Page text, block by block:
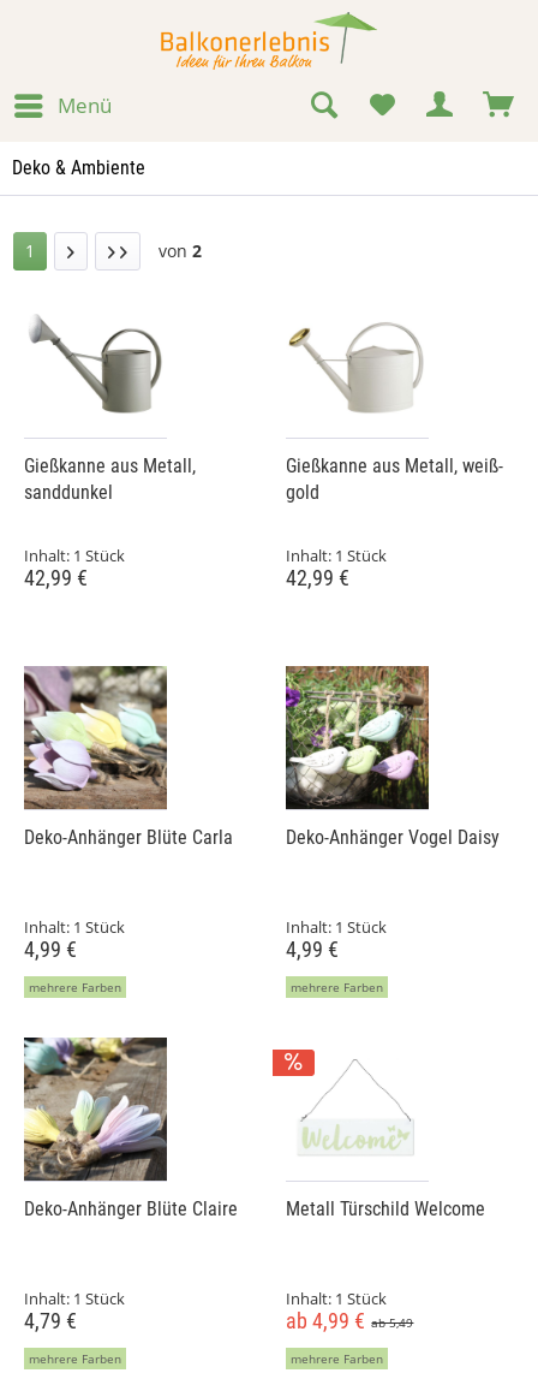
Menü
Deko & Ambiente
1 von 2
Gießkanne aus Metall,
sanddunkel
Inhalt: 1 Stück
42,99 €
Gießkanne aus Metall, weiß-
gold
Inhalt: 1 Stück
42,99 €
Deko-Anhänger Blüte Carla
Inhalt: 1 Stück
4,99 €
mehrere Farben
Deko-Anhänger Vogel Daisy
Inhalt: 1 Stück
4,99 €
mehrere Farben
Deko-Anhänger Blüte Claire
Inhalt: 1 Stück
4,79 €
mehrere Farben
Metall Türschild Welcome
Inhalt: 1 Stück
ab 5,49
ab 4,99 €
mehrere Farben